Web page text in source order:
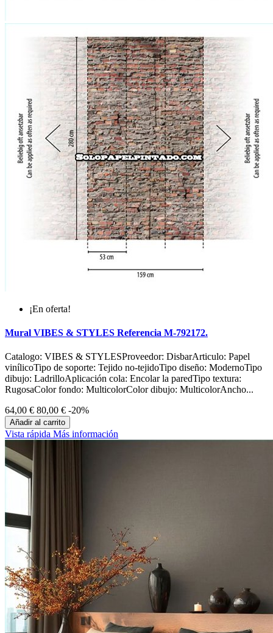
¡En oferta!
Mural VIBES & STYLES Referencia M-792172.
Catalogo: VIBES & STYLESProveedor: DisbarArticulo: Papel
vinílicoTipo de soporte: Tejido no-tejidoTipo diseño: ModernoTipo
dibujo: LadrilloAplicación cola: Encolar la paredTipo textura:
RugosaColor fondo: MulticolorColor dibujo: MulticolorAncho...
64,00 € 80,00 € -20%
Añadir al carrito
Vista rápida Más información